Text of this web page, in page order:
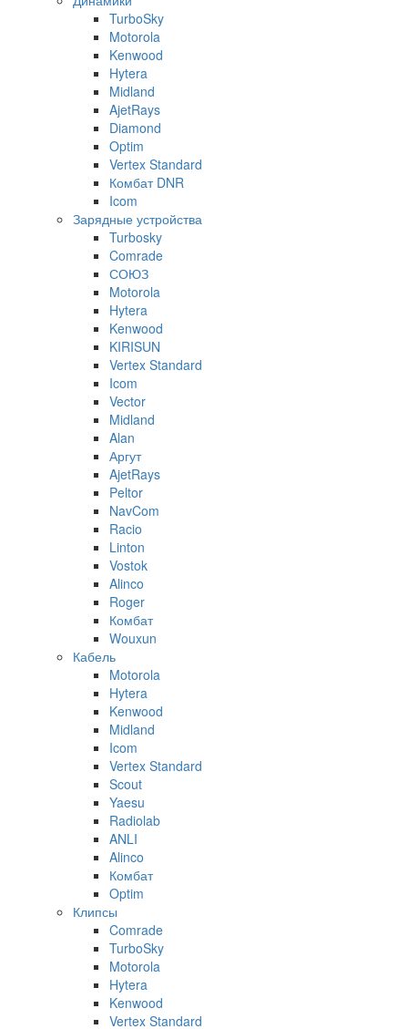
TurboSky
Motorola
Kenwood
Hytera
Midland
AjetRays
Diamond
Optim
Vertex Standard
Комбат DNR
Icom
Зарядные устройства
Turbosky
Comrade
СОЮЗ
Motorola
Hytera
Kenwood
KIRISUN
Vertex Standard
Icom
Vector
Midland
Alan
Аргут
AjetRays
Peltor
NavCom
Racio
Linton
Vostok
Alinco
Roger
Комбат
Wouxun
Кабель
Motorola
Hytera
Kenwood
Midland
Icom
Vertex Standard
Scout
Yaesu
Radiolab
ANLI
Alinco
Комбат
Optim
Клипсы
Comrade
TurboSky
Motorola
Hytera
Kenwood
Vertex Standard